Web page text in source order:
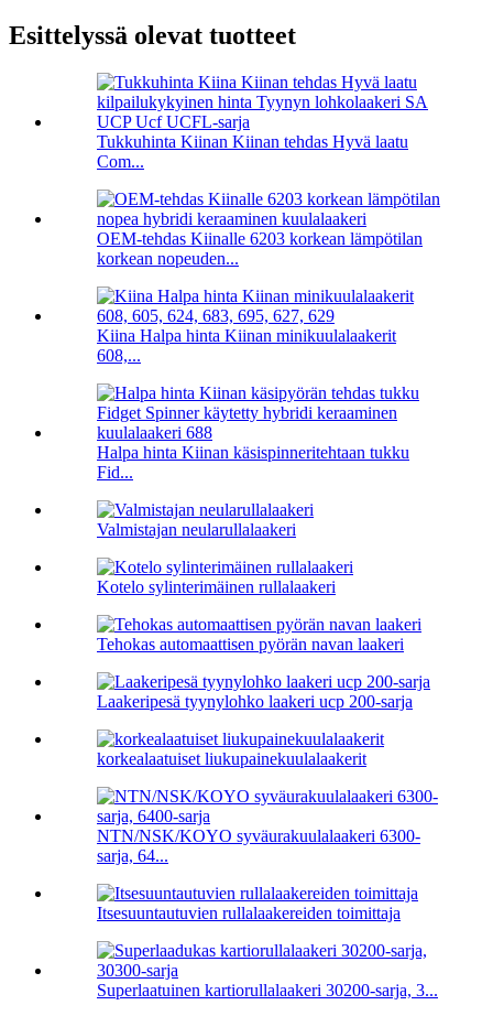
Esittelyssä olevat tuotteet
Tukkuhinta Kiinan Kiinan tehdas Hyvä laatu
Com...
OEM-tehdas Kiinalle 6203 korkean lämpötilan
korkean nopeuden...
Kiina Halpa hinta Kiinan minikuulalaakerit
608,...
Halpa hinta Kiinan käsispinneritehtaan tukku
Fid...
Valmistajan neularullalaakeri
Kotelo sylinterimäinen rullalaakeri
Tehokas automaattisen pyörän navan laakeri
Laakeripesä tyynylohko laakeri ucp 200-sarja
korkealaatuiset liukupainekuulalaakerit
NTN/NSK/KOYO syväurakuulalaakeri 6300-
sarja, 64...
Itsesuuntautuvien rullalaakereiden toimittaja
Superlaatuinen kartiorullalaakeri 30200-sarja, 3...